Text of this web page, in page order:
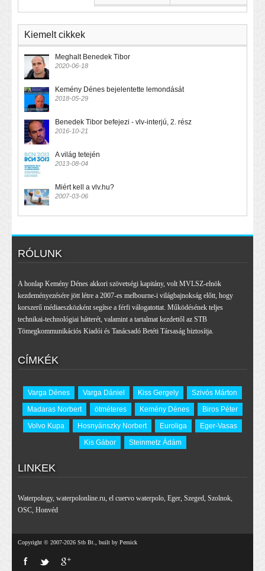
Kiemelt cikkek
Meghalt Benedek Tibor
2020-06-18
Kemény Dénes bejelentette lemondását
2018-05-29
Benedek Tibor befejezi - vlv-interjú, 2. rész
2016-10-21
A világ tetején
2013-08-04
Miért kell a vlv.hu?
2007-03-06
RÓLUNK
A honlap Kemény Dénes akkori szövetségi kapitány, volt MVLSZ-elnök
kezdeményezésére jött létre a 2007-es melbourne-i világbajnokság előtt, hogy
korszerű médiaeszközként segítse a férfi válogatottat. Működésének teljes
technikai-technológiai hátterét, valamint a tartalmat kezdettől az STB
Tömegkommunikációs Kiadói és Tanácsadó Betéti Társaság biztosítja.
CÍMKÉK
Varga Dénes Varga Dániel Kiss Gergely
Szivós Márton
Madaras Norbert
ötméteres Kemény Dénes
Biros Péter
Volvo Kupa
Hosnyánszky Norbert Euroliga
Eger-Vasas
Kis Gábor
Steinmetz Ádám
LINKEK
Waterpology, waterpolonline.ru, el cuervo waterpolo, Eger, Szeged, Szolnok,
OSC, Honvéd
Copyright © 2007-2026 Stb Bt., built by Pernick